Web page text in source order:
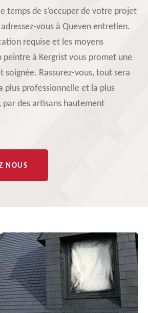
temps de s’occuper de votre projet
vous à Queven entretien.
requise et les moyens
peintre à Kergrist vous promet une
soignée. Rassurez-vous, tout sera
plus professionnelle et la plus
des artisans hautement
NOUS